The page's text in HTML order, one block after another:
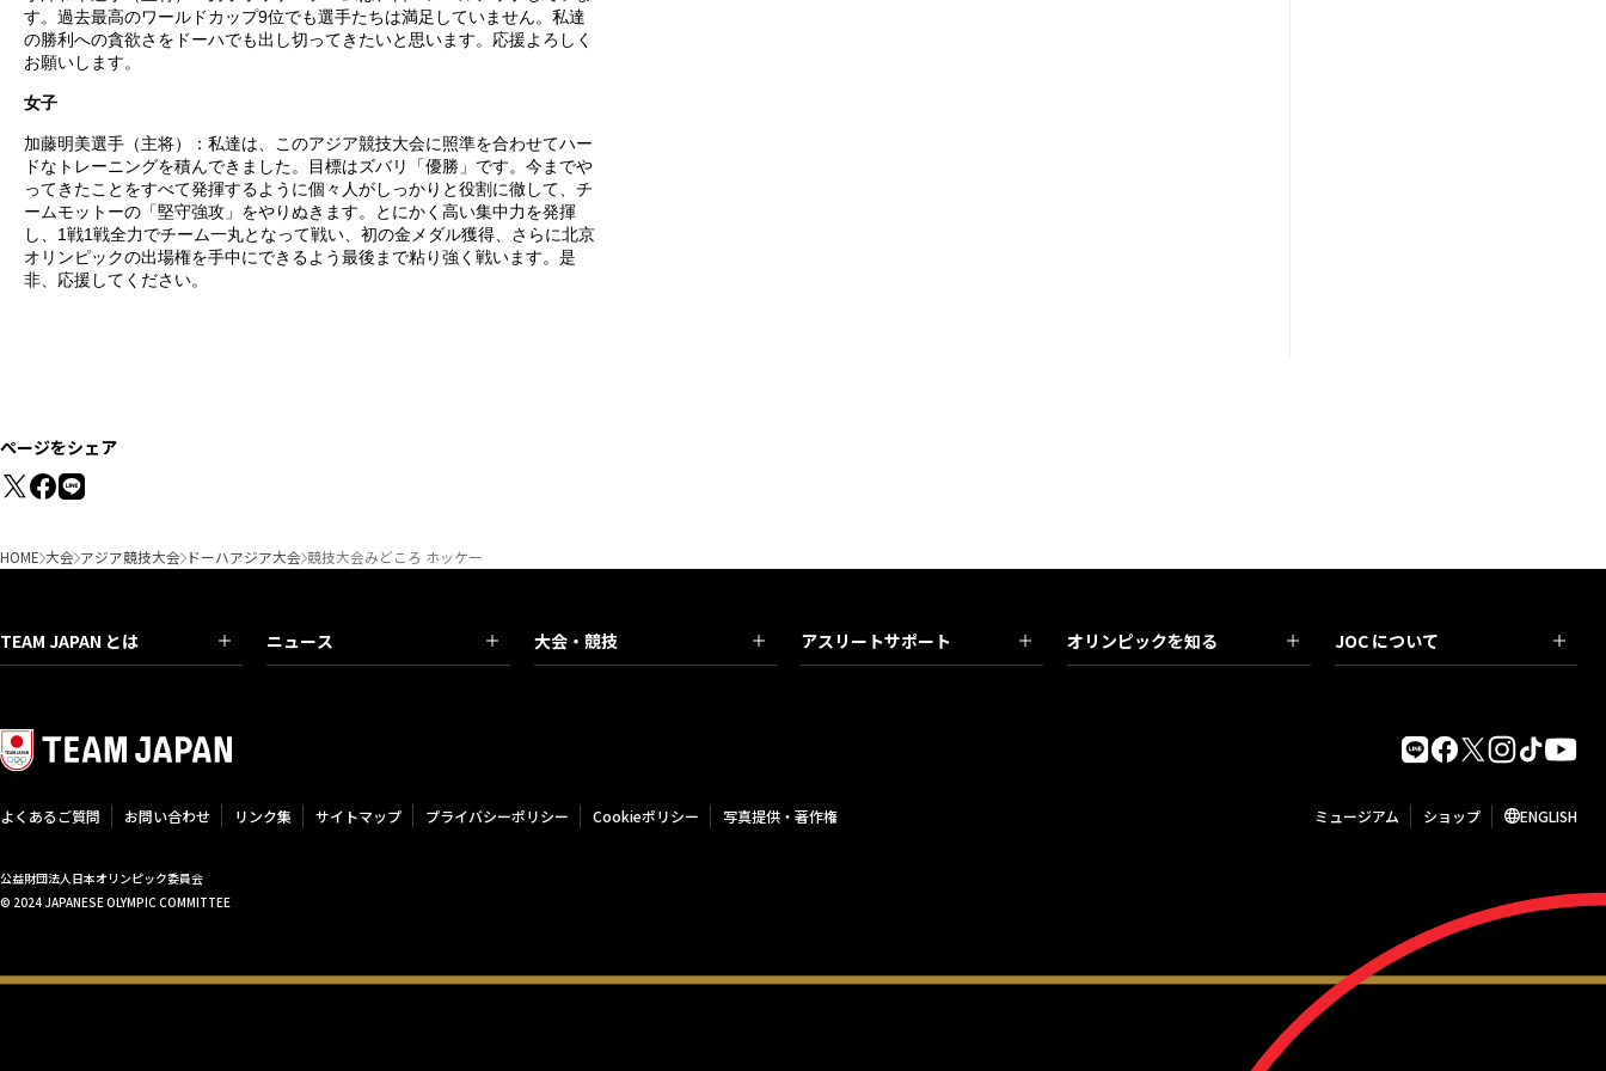
す。過去最高のワールドカップ9位でも選手たちは満足していません。私達
の勝利への貪欲さをドーハでも出し切ってきたいと思います。応援よろしく
お願いします。
女子
加藤明美選手（主将）：私達は、このアジア競技大会に照準を合わせてハー
ドなトレーニングを積んできました。目標はズバリ「優勝」です。今までや
ってきたことをすべて発揮するように個々人がしっかりと役割に徹して、チ
ームモットーの「堅守強攻」をやりぬきます。とにかく高い集中力を発揮
し、1戦1戦全力でチーム一丸となって戦い、初の金メダル獲得、さらに北京
オリンピックの出場権を手中にできるよう最後まで粘り強く戦います。是
非、応援してください。
ページをシェア
HOME 大会 アジア競技大会 ドーハアジア大会 競技大会みどころ ホッケー
TEAM JAPAN とは ニュース 大会・競技 アスリートサポート オリンピックを知る JOC について
よくあるご質問 お問い合わせ リンク集 サイトマップ プライバシーポリシー Cookieポリシー 写真提供・著作権 ミュージアム ショップ ENGLISH
公益財団法人日本オリンピック委員会
© 2024 JAPANESE OLYMPIC COMMITTEE